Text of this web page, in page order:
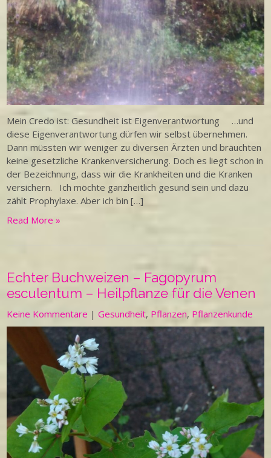
Mein Credo ist: Gesundheit ist Eigenverantwortung …und
diese Eigenverantwortung dürfen wir selbst übernehmen.
Dann müssten wir weniger zu diversen Ärzten und bräuchten
keine gesetzliche Krankenversicherung. Doch es liegt schon in
der Bezeichnung, dass wir die Krankheiten und die Kranken
versichern. Ich möchte ganzheitlich gesund sein und dazu
zählt Prophylaxe. Aber ich bin […]
Read More »
Echter Buchweizen – Fagopyrum
esculentum – Heilpflanze für die Venen
Keine Kommentare |Gesundheit, Pflanzen, Pflanzenkunde